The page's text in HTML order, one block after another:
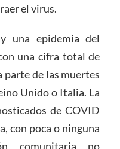
el virus.
una epidemia del
una cifra total de
parte de las muertes
Unido o Italia. La
de COVID
con poca o ninguna
comunitaria no